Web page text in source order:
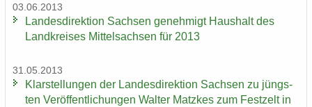
03.06.2013
Lan­des­di­rek­ti­on Sach­sen ge­neh­migt Haus­halt des
Land­krei­ses Mit­tel­sach­sen für 2013
31.05.2013
Klar­stel­lun­gen der Lan­des­di­rek­ti­on Sach­sen zu jüngs­
ten Ver­öf­fent­li­chun­gen Wal­ter Matz­kes zum Fest­zelt in